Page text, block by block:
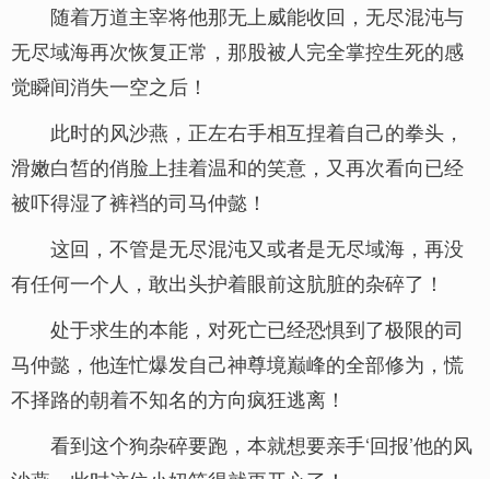
随着万道主宰将他那无上威能收回，无尽混沌与
无尽域海再次恢复正常，那股被人完全掌控生死的感
觉瞬间消失一空之后！
此时的风沙燕，正左右手相互捏着自己的拳头，
滑嫩白皙的俏脸上挂着温和的笑意，又再次看向已经
被吓得湿了裤裆的司马仲懿！
这回，不管是无尽混沌又或者是无尽域海，再没
有任何一个人，敢出头护着眼前这肮脏的杂碎了！
处于求生的本能，对死亡已经恐惧到了极限的司
马仲懿，他连忙爆发自己神尊境巅峰的全部修为，慌
不择路的朝着不知名的方向疯狂逃离！
看到这个狗杂碎要跑，本就想要亲手‘回报’他的风